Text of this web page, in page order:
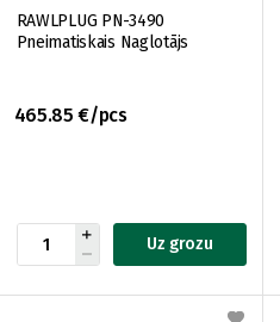
RAWLPLUG PN-3490
Pneimatiskais Naglotājs
465.85 €/pcs
Uz grozu